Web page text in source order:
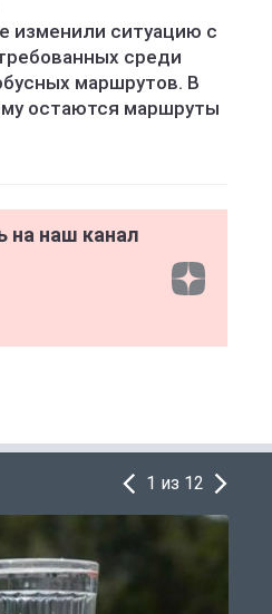
изменили ситуацию с
среди
маршрутов. В
остаются маршруты
на наш канал
1 из 12